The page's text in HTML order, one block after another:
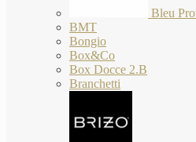
Bleu
BMT
Bongio
Box&Co
Box Docce 2.B
Branchetti